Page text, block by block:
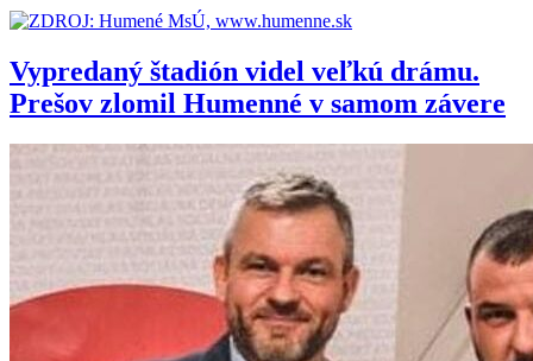
Vypredaný štadión videl veľkú drámu.
Prešov zlomil Humenné v samom závere